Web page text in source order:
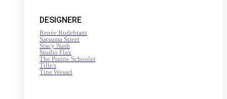
DESIGNERE
Renée Rudebrant
Satsuma Street
Stacy Nash
Studio Flax
The Prairie Schooler
Tille's
Tine Wessel